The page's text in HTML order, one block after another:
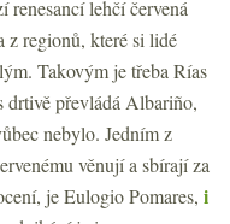
renesancí lehčí červená
z regionů, které si lidé
Takovým je třeba Rías
drtivě převládá Albariño,
nebylo. Jedním z
věnují a sbírají za
je Eulogio Pomares, i